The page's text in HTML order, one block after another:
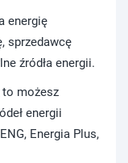
energię
sprzedawcę
źródła energii.
możesz
energii
Energia Plus,